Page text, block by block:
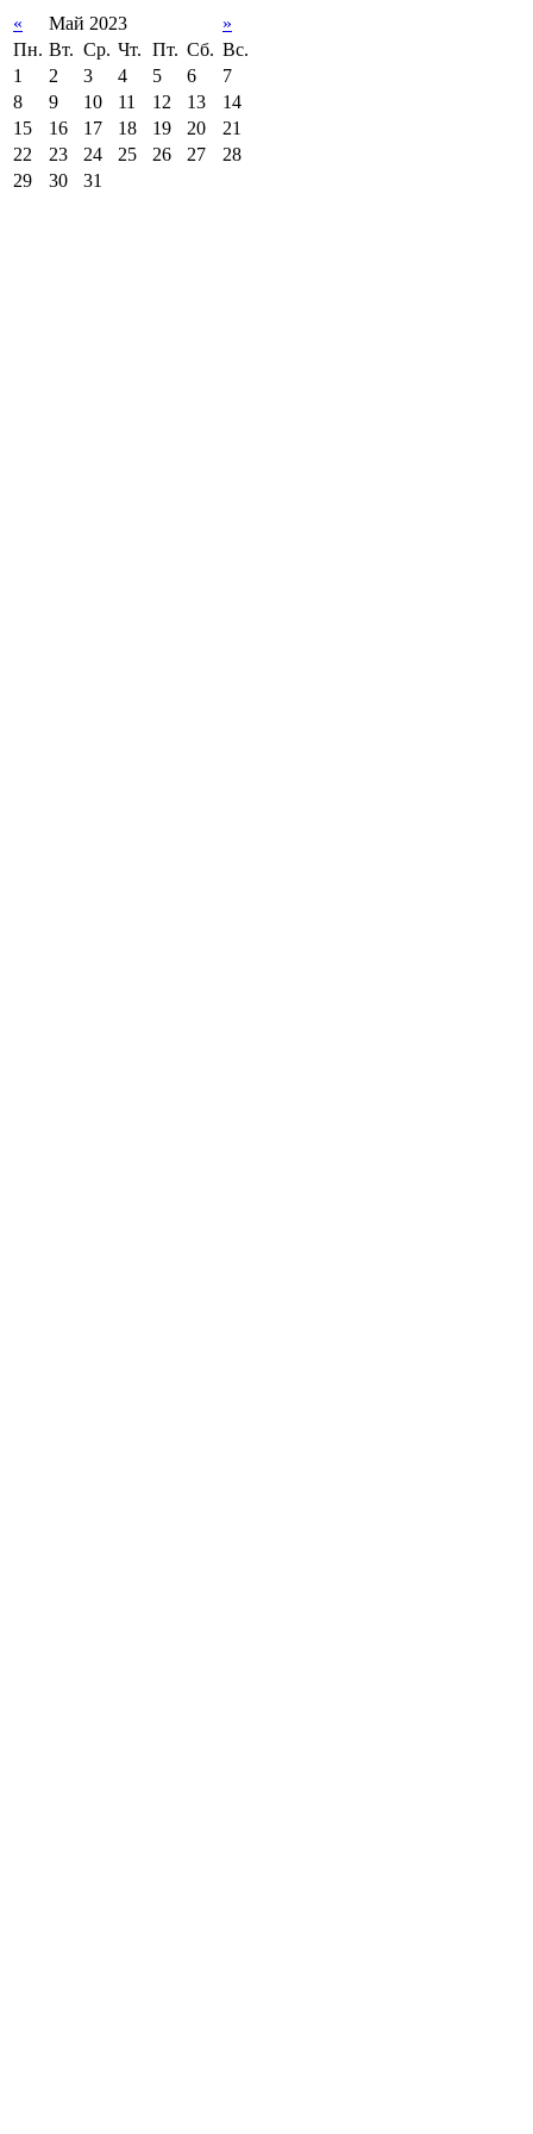
« Май 2023
»
Пн. Вт. Ср. Чт. Пт. Сб. Вс.
1
2 3 4 5 6
7
8
9 10 11 12 13
14
15
16 17 18 19 20
21
22
23 24 25 26 27
28
29
30 31